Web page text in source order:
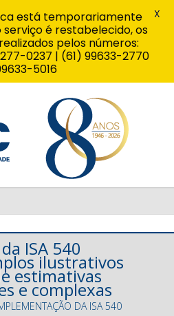
ISA 540
ilustrativos
estimativas
e complexas
DA ISA 540
está temporariamente
é restabelecido, os
pelos números:
0237 | (61) 99633-2770
5016
X